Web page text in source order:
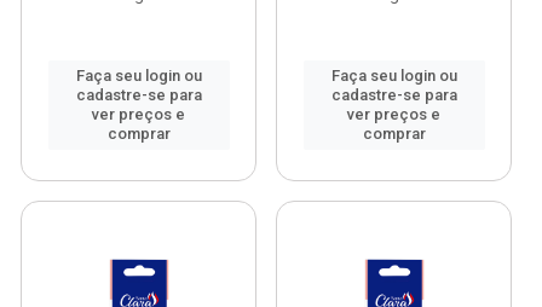
Faça seu login ou
cadastre-se para
ver preços e
comprar
Faça seu login ou
cadastre-se para
ver preços e
comprar